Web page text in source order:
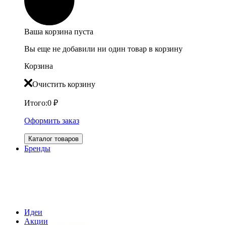
Ваша корзина пуста
Вы еще не добавили ни один товар в корзину
Корзина
Очистить корзину
Итого:0 ₽
Оформить заказ
Каталог товаров
Бренды
Идеи
Акции